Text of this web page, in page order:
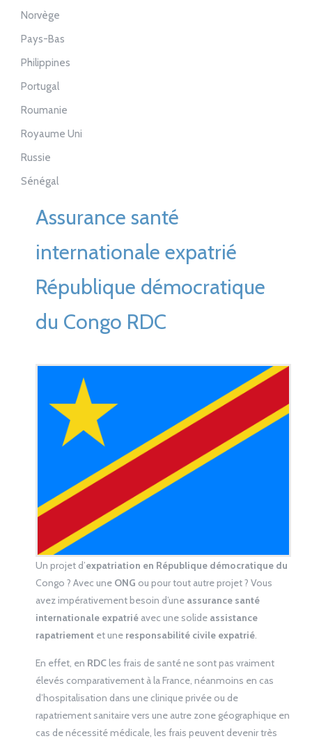
Norvège
Pays-Bas
Philippines
Portugal
Roumanie
Royaume Uni
Russie
Sénégal
Assurance santé
internationale expatrié
République démocratique
du Congo RDC
Un projet d’expatriation en République démocratique du
Congo ? Avec une ONG ou pour tout autre projet ? Vous
avez impérativement besoin d’uneassurance santé
internationale expatrié avec une solide assistance
rapatriement et une responsabilité civile expatrié.
En effet, en RDCles frais de santé ne sont pas vraiment
élevés comparativement à la France, néanmoins en cas
d’hospitalisation dans une clinique privée ou de
rapatriement sanitaire vers une autre zone géographique en
cas de nécessité médicale, les frais peuvent devenir très